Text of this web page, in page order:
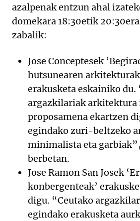
azalpenak entzun ahal
domekara 18:30etik
zabalik:
Jose Conceptesek
hutsunearen
erakusketa eskainiko du.
argazkilariak arkitektura
proposamena ekartzen
egindako zuri-beltzeko
minimalista eta
berbetan.
Jose Ramon San Josek
konbergenteak’
digu. “Ceutako
egindako erakusketa